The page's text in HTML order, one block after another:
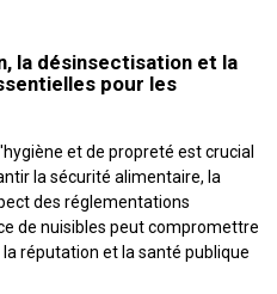
la désinsectisation et la
pour les
et de propreté est crucial
la sécurité alimentaire, la
des réglementations
de nuisibles peut compromettre
réputation et la santé publique